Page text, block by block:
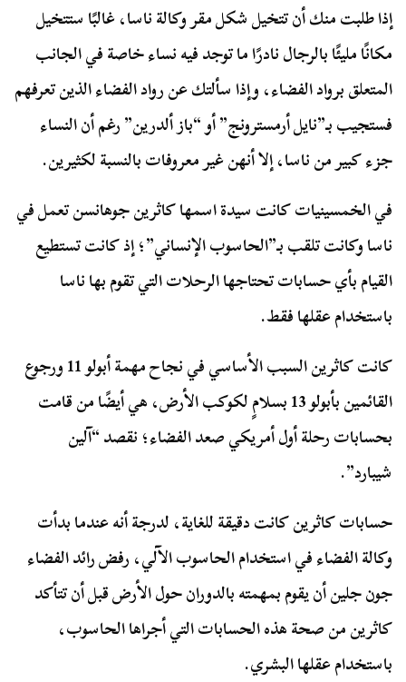
إذا طلبت منك أن تتخيل شكل مقر وكالة ناسا، غالبًا ستتخيل
مكانًا مليئًا بالرجال نادرًا ما توجد فيه نساء خاصة في الجانب
المتعلق برواد الفضاء، وإذا سألتك عن رواد الفضاء الذين تعرفهم
فستجيب بـ”نايل أرمسترونج” أو “باز ألدرين” رغم أن النساء
جزء كبير من ناسا، إلا أنهن غير معروفات بالنسبة لكثيرين.
في الخمسينيات كانت سيدة اسمها كاثرين جوهانسن تعمل في
ناسا وكانت تلقب بـ”الحاسوب الإنساني”؛ إذ كانت تستطيع
القيام بأي حسابات تحتاجها الرحلات التي تقوم بها ناسا
باستخدام عقلها فقط.
كانت كاثرين السبب الأساسي في نجاح مهمة أبولو 11 ورجوع
القائمين بأبولو 13 بسلامٍ لكوكب الأرض، هي أيضًا من قامت
بحسابات رحلة أول أمريكي صعد الفضاء؛ نقصد “آلين
شيبارد”.
حسابات كاثرين كانت دقيقة للغاية، لدرجة أنه عندما بدأت
وكالة الفضاء في استخدام الحاسوب الآلي، رفض رائد الفضاء
جون جلين أن يقوم بمهمته بالدوران حول الأرض قبل أن تتأكد
كاثرين من صحة هذه الحسابات التي أجراها الحاسوب،
باستخدام عقلها البشري.